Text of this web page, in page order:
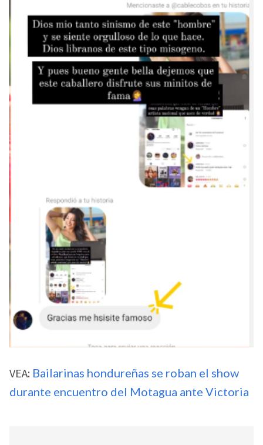
VEA: Bailarinas hondureñas se roban el show
durante encuentro del Motagua ante Victoria